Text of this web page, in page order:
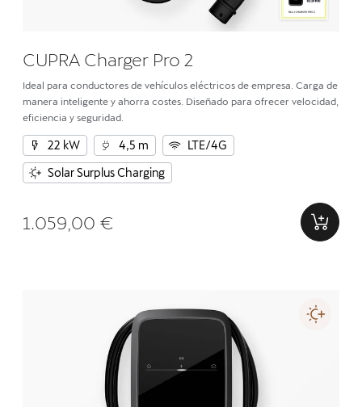
CUPRA Charger Pro 2
Ideal para conductores de vehículos eléctricos de empresa. Carga de
manera inteligente y ahorra costes. Diseñado para ofrecer velocidad,
eficiencia y seguridad.
22 kW 4,5 m
LTE/4G
Solar Surplus Charging
1.059,00 €